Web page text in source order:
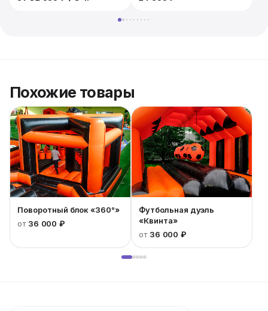
Похожие товары
Поворотный блок «360°»
от 36 000 ₽
Футбольная дуэль
«Квинта»
от 36 000 ₽